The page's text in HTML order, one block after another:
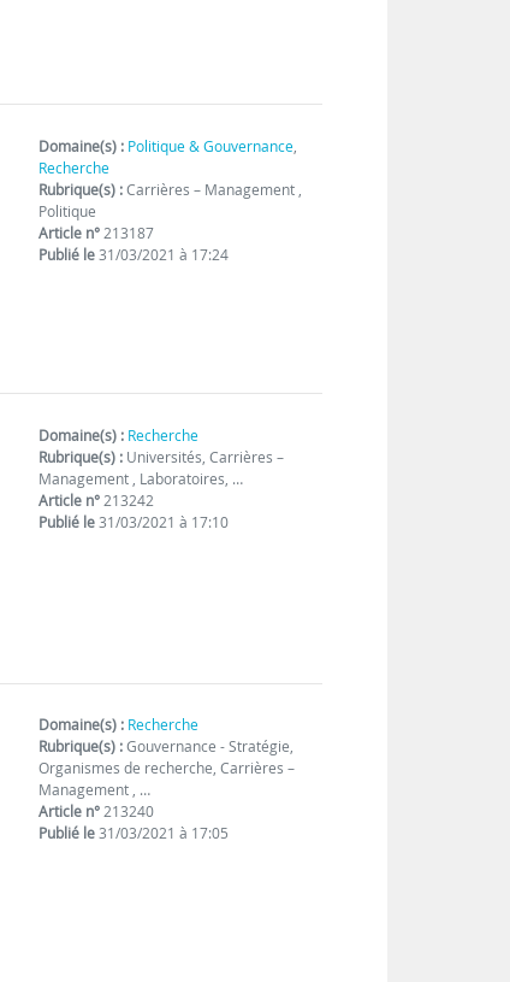
Domaine(s) : Politique & Gouvernance,
Recherche
Rubrique(s) :Carrières – Management ,
Politique
Article n°213187
Publié le31/03/2021 à 17:24
Domaine(s) : Recherche
Rubrique(s) : Universités, Carrières –
Management , Laboratoires, …
Article n°213242
Publié le31/03/2021 à 17:10
Domaine(s) : Recherche
Rubrique(s) :Gouvernance - Stratégie,
Organismes de recherche, Carrières –
Management , …
Article n°213240
Publié le31/03/2021 à 17:05